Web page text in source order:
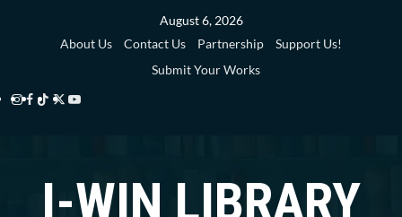
August 6, 2026
About Us
Contact Us Partnership
Support Us!
Submit Your Works
Instagram
Facebook
TikTok
Twitter
Library
YouTube
Library
I-WIN LIBRARY